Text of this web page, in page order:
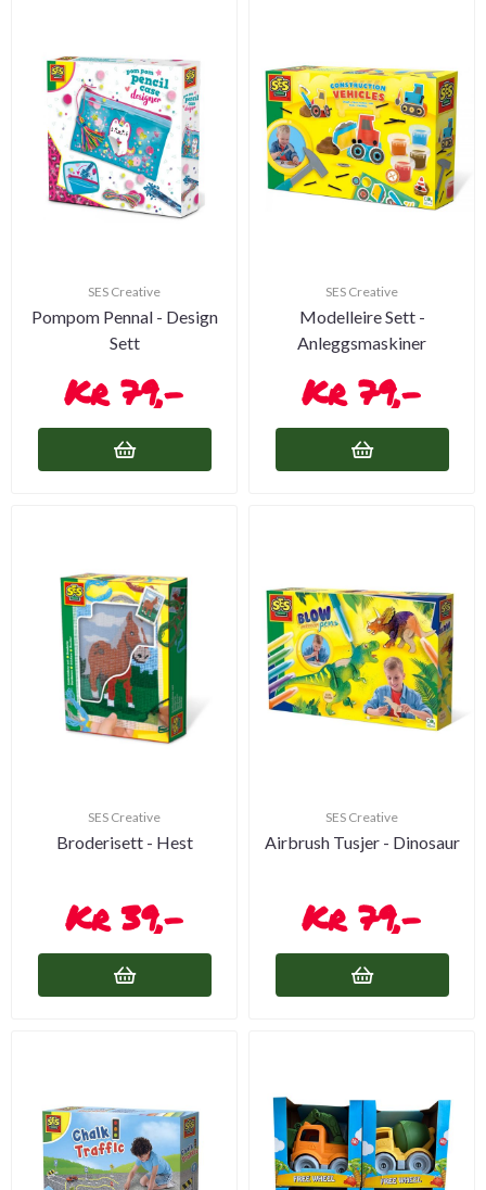
SES Creative
Pompom Pennal - Design
Sett
79,-
SES Creative
Modelleire Sett -
Anleggsmaskiner
79,-
SES Creative
Broderisett - Hest
39,-
SES Creative
Airbrush Tusjer - Dinosaur
79,-